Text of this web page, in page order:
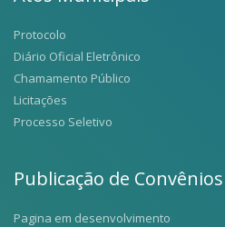
Protocolo
Diário Oficial Eletrônico
Chamamento Público
Licitações
Processo Seletivo
Publicação de Convênios
Pagina em desenvolvimento